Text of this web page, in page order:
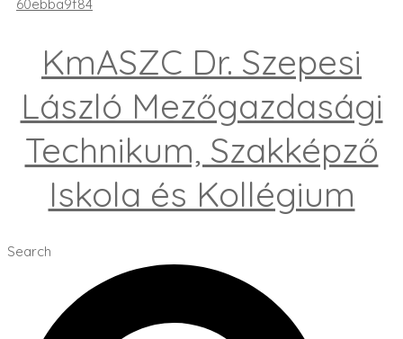
KmASZC Dr. Szepesi
László Mezőgazdasági
Technikum, Szakképző
Iskola és Kollégium
Search